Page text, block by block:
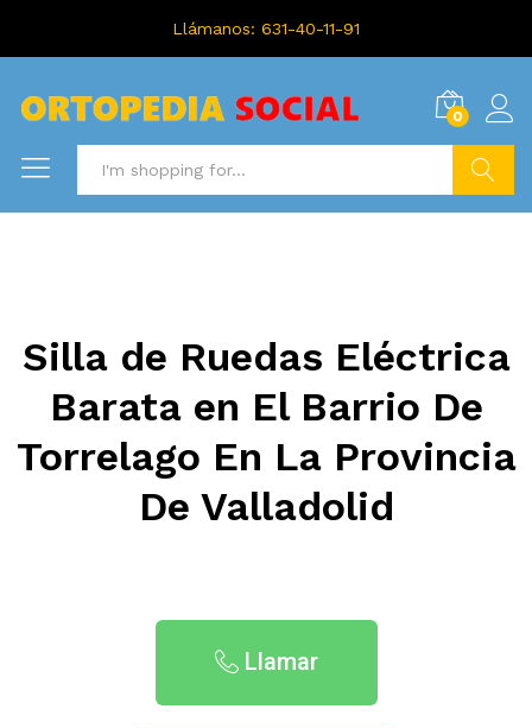
Llámanos: 631-40-11-91
0
Silla de Ruedas Eléctrica
Barata en El Barrio De
Torrelago En La Provincia
De Valladolid
Llamar